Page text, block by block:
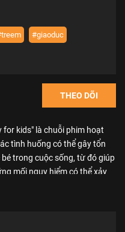
#giaoduc
THEO DÕI
for kids" là chuỗi phim hoạt
tình huống có thể gây tổn
trong cuộc sống, từ đó giúp
mối nguy hiểm có thể xảy
phát triển an toàn, lành
hiện thực hóa mọi ước mơ.
SK VN provide free